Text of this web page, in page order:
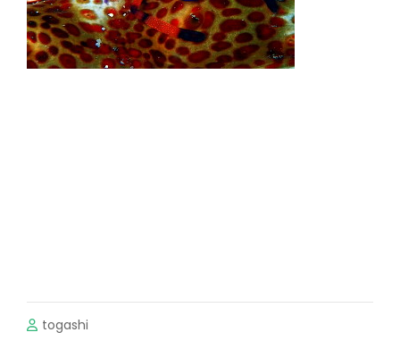
togashi